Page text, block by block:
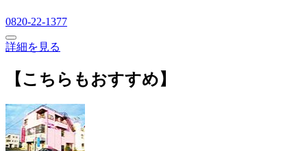
0820-22-1377
詳細を見る
【こちらもおすすめ】